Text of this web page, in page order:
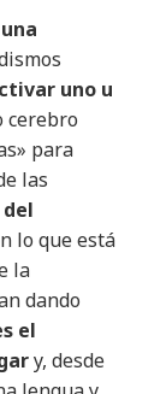
uno u
cerebro
para
las
lo que está
la
dando
el
y, desde